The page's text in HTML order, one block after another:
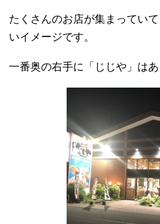
たくさんのお店が集まってい
いイメージです。
一番奥の右手に「じじや」は